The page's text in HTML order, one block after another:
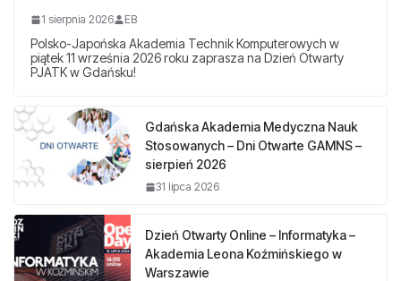
1 sierpnia 2026 EB
Polsko-Japońska Akademia Technik Komputerowych w
piątek 11 września 2026 roku zaprasza na Dzień Otwarty
PJATK w Gdańsku!
Gdańska Akademia Medyczna Nauk
Stosowanych – Dni Otwarte GAMNS –
sierpień 2026
31 lipca 2026
Dzień Otwarty Online – Informatyka –
Akademia Leona Koźmińskiego w
Warszawie